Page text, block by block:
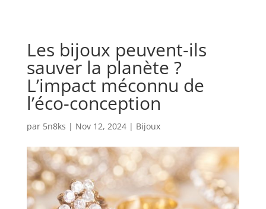
Les bijoux peuvent-ils
sauver la planète ?
L’impact méconnu de
l’éco-conception
par 5n8ks | Nov 12, 2024| Bijoux